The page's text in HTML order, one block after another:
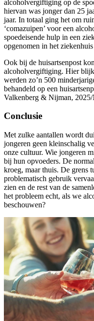
alcoholvergiftiging op de
hiervan was jonger dan 25
jaar. In totaal ging het om
‘comazuipen’ voor een
spoedeisende hulp in een
opgenomen in het
Ook bij de huisartsenpost
alcoholvergiftiging. Hier
werden zo’n 500
behandeld op een
Valkenberg & Nijman, 2025/
Conclusie
Met zulke aantallen wordt
jongeren geen kleinschalig
onze cultuur. Wie jongeren
bij hun opvoeders. De
kroeg, maar thuis. De grens
problematisch gebruik
zien en de rest van de
het probleem echt, als we
beschouwen?